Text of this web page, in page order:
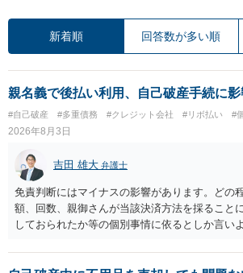
新着順 回答数が多い順
親名義で後払い利用、自己破産手続に影
#自己破産 #多重債務 #クレジット会社 #リボ払い #
2026年8月3日
吉田 雄大 弁護士
免責判断にはマイナスの影響があります。どの
額、回数、親御さんが当該決済方法を採ること
しておられたか等の個別事情に依るとしか言い
なって相談し、善後策を考えることをお勧めし